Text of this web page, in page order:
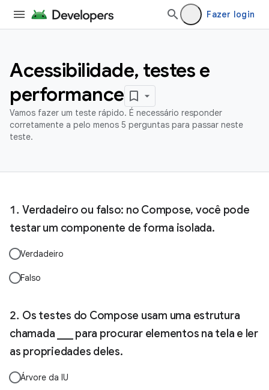
Fazer login
Acessibilidade, testes e
performance
Vamos fazer um teste rápido. É necessário responder
corretamente a pelo menos 5 perguntas para passar neste
teste.
Verdadeiro ou falso: no Compose, você pode
testar um componente de forma isolada.
Verdadeiro
Falso
Os testes do Compose usam uma estrutura
chamada ___ para procurar elementos na tela e ler
as propriedades deles.
Árvore da IU